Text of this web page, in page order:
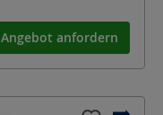
Angebot anfordern